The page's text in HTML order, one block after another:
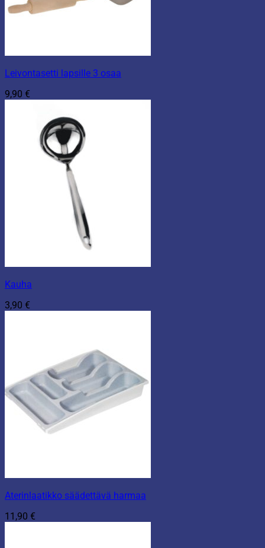
Leivontasetti lapsille 3 osaa
9,90 €
Kauha
3,90 €
Aterinlaatikko säädettävä harmaa
11,90 €